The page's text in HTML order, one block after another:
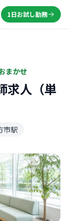
1日お試し勤務
まかせ
求人（単
市駅